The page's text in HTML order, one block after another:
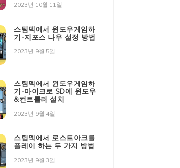
2023년 10월 11일
스팀덱에서 윈도우게임하
기-지포스 나우 설정 방법
2023년 9월 5일
스팀덱에서 윈도우게임하
기-마이크로 SD에 윈도우
&컨트롤러 설치
2023년 9월 4일
스팀덱에서 로스트아크를
플레이 하는 두 가지 방법
2023년 9월 3일